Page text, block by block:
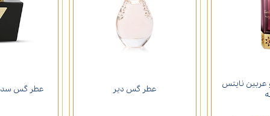
نایتس
عطر گس دیر عطر گس